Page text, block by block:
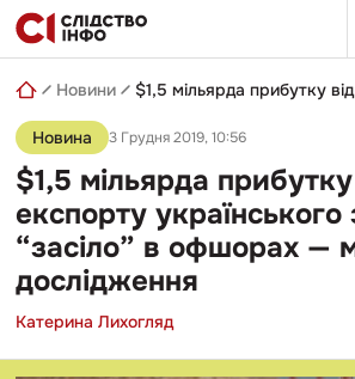
Skip
to
content
пошуковий
запит
Новини
Новина 3 Грудня 2019, 10:56
$1,5 мільярда прибутку
експорту українського
“засіло” в офшорах —
дослідження
Катерина Лихогляд